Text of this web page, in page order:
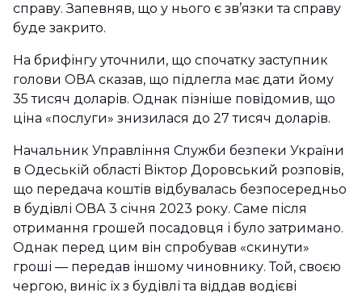
справу. Запевняв, що у нього є зв’язки та справу
буде закрито.
На брифінгу уточнили, що спочатку заступник
голови ОВА сказав, що підлегла має дати йому
35 тисяч доларів. Однак пізніше повідомив, що
ціна «послуги» знизилася до 27 тисяч доларів.
Начальник Управління Служби безпеки України
в Одеській області Віктор Доровський розповів,
що передача коштів відбувалась безпосередньо
в будівлі ОВА 3 січня 2023 року. Саме після
отримання грошей посадовця і було затримано.
Однак перед цим він спробував «скинути»
гроші — передав іншому чиновнику. Той, своєю
чергою, виніс їх з будівлі та віддав водієві